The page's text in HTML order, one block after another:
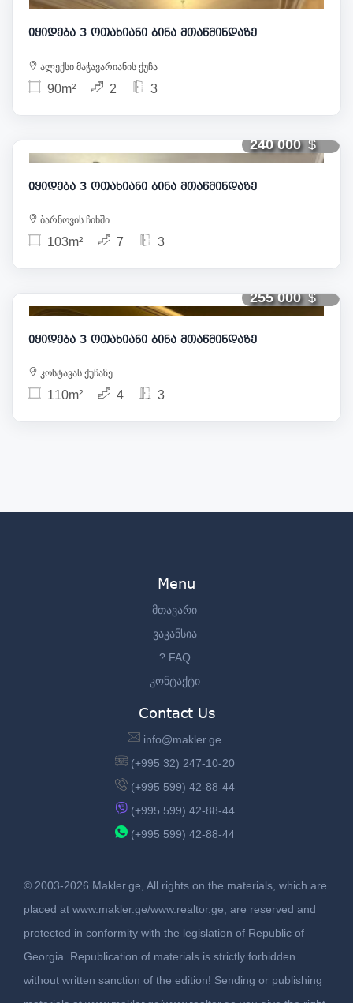
იყიდება 3 ოთახიანი ბინა მთაწმინდაზე
ალექსი მაჭავარიანის ქუჩა
90m² 2 3
240 000
იყიდება 3 ოთახიანი ბინა მთაწმინდაზე
ბარნოვის ჩიხში
103m² 7 3
255 000
იყიდება 3 ოთახიანი ბინა მთაწმინდაზე
კოსტავას ქუჩაზე
110m² 4 3
Menu
მთავარი
ვაკანსია
? FAQ
კონტაქტი
Contact Us
info@makler.ge
(+995 32) 247-10-20
(+995 599) 42-88-44
(+995 599) 42-88-44
(+995 599) 42-88-44
© 2003-2026 Makler.ge, All rights on the materials, which are
placed at www.makler.ge/www.realtor.ge, are reserved and
protected in conformity with the legislation of Republic of
Georgia. Republication of materials is strictly forbidden
without written sanction of the edition! Sending or publishing